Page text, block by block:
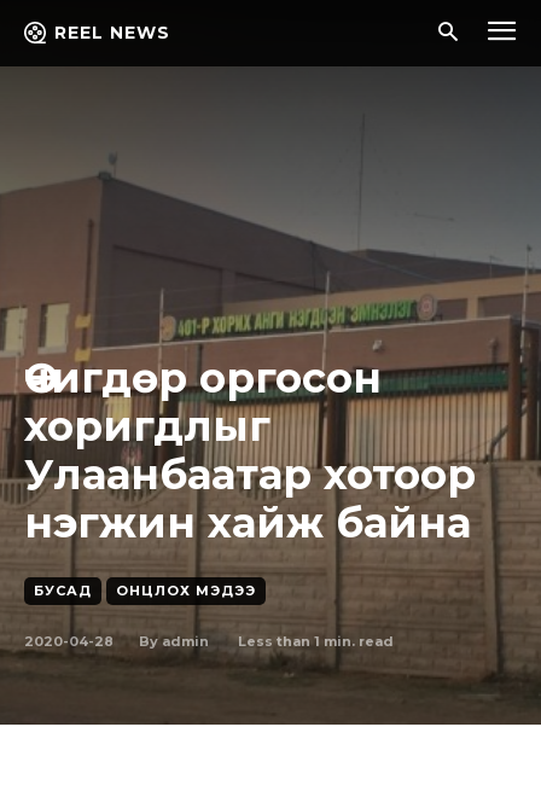
REEL NEWS
Өчигдөр оргосон
хоригдлыг
Улаанбаатар хотоор
нэгжин хайж байна
БУСАД ОНЦЛОХ МЭДЭЭ
2020-04-28 By admin Less than 1 min. read